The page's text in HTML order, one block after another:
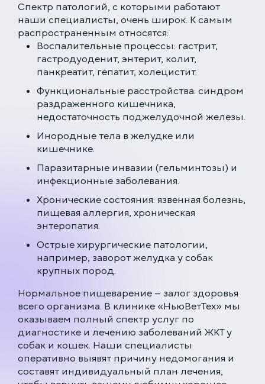
Спектр патологий, с которыми работают
наши специалисты, очень широк. К самым
распространенным относятся:
Воспалительные процессы: гастрит,
гастродуоденит, энтерит, колит,
панкреатит, гепатит, холецистит.
Функциональные расстройства: синдром
раздраженного кишечника,
недостаточность поджелудочной железы.
Инородные тела в желудке или
кишечнике.
Паразитарные инвазии (гельминтозы) и
инфекционные заболевания.
Хронические состояния: язвенная болезнь,
пищевая аллергия, хроническая
энтеропатия.
Острые хирургические патологии,
например, заворот желудка у собак
крупных пород.
Нормальное пищеварение — залог здоровья
всего организма. В клинике «НьюВетТех» мы
оказываем полный спектр услуг по
диагностике и лечению заболеваний ЖКТ у
собак и кошек. Наши специалисты
оперативно выявят причину недомогания и
составят индивидуальный план лечения,